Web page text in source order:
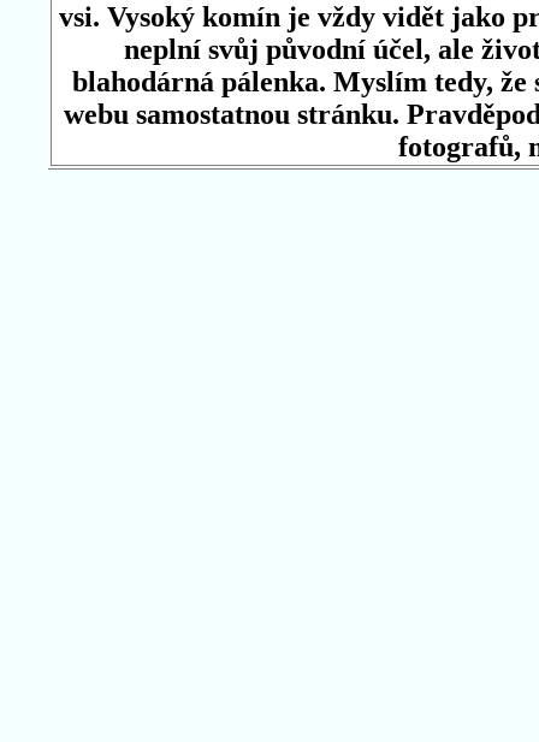
vsi. Vysoký komín je vždy vidět jako
neplní svůj původní účel, ale
blahodárná pálenka. Myslím tedy,
webu samostatnou stránku.
fotografů,